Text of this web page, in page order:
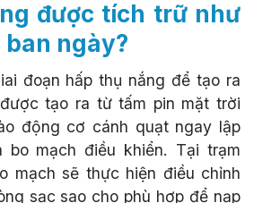
được tích trữ như
ngày?
đoạn hấp thụ nắng để tạo ra
tạo ra từ tấm pin mặt trời
động cơ cánh quạt ngay lập
mạch điều khiển. Tại trạm
mạch sẽ thực hiện điều chỉnh
sạc sao cho phù hợp để nạp